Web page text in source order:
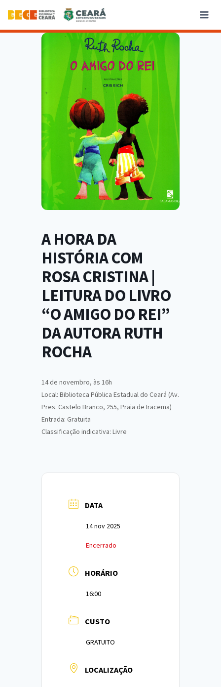
A HORA DA
HISTÓRIA COM
ROSA CRISTINA |
LEITURA DO LIVRO
“O AMIGO DO REI”
DA AUTORA RUTH
ROCHA
14 de novembro, às 16h
Local: Biblioteca Pública Estadual do Ceará (Av.
Pres. Castelo Branco, 255, Praia de Iracema)
Entrada: Gratuita
Classificação indicativa: Livre
DATA
14 nov 2025
Encerrado
HORÁRIO
16:00
CUSTO
GRATUITO
LOCALIZAÇÃO